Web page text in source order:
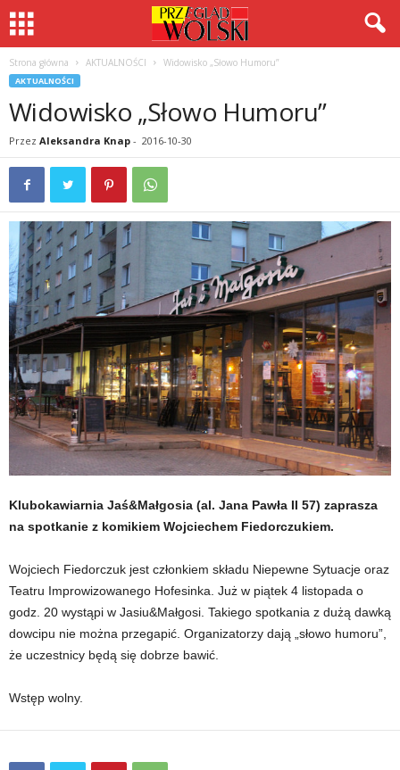
Strona główna AKTUALNOŚCI Widowisko „Słowo Humoru”
AKTUALNOŚCI
Widowisko „Słowo Humoru”
Przez Aleksandra Knap - 2016-10-30
Klubokawiarnia Jaś&Małgosia (al. Jana Pawła II 57) zaprasza
na spotkanie z komikiem Wojciechem Fiedorczukiem.
Wojciech Fiedorczuk jest członkiem składu Niepewne Sytuacje oraz
Teatru Improwizowanego Hofesinka. Już w piątek 4 listopada o
godz. 20 wystąpi w Jasiu&Małgosi. Takiego spotkania z dużą dawką
dowcipu nie można przegapić. Organizatorzy dają „słowo humoru”,
że uczestnicy będą się dobrze bawić.
Wstęp wolny.